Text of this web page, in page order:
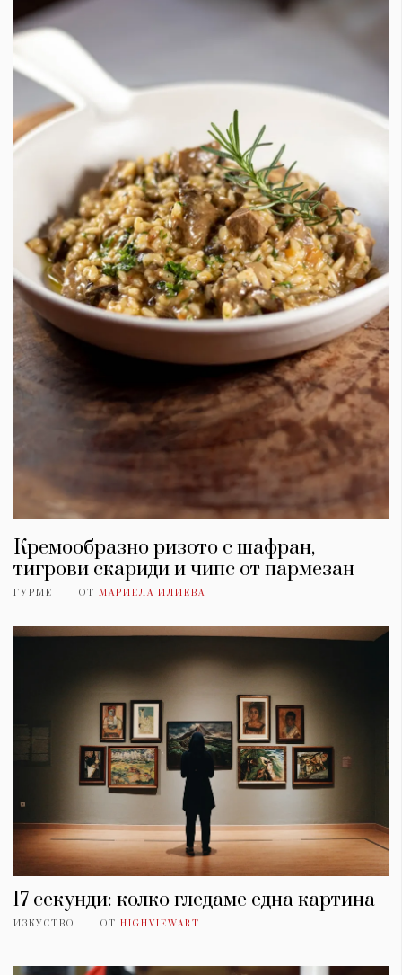
Кремообразно ризото с шафран,
тигрови скариди и чипс от пармезан
ГУРМЕ ОТ МАРИЕЛА ИЛИЕВА
17 секунди: колко гледаме една картина
ИЗКУСТВО ОТ HIGHVIEWART